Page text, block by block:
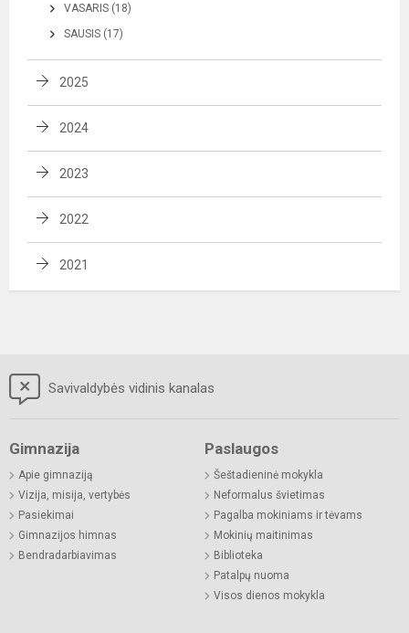
VASARIS (18)
SAUSIS (17)
2025
2024
2023
2022
2021
Savivaldybės vidinis kanalas
Gimnazija
Apie gimnaziją
Vizija, misija, vertybės
Pasiekimai
Gimnazijos himnas
Bendradarbiavimas
Paslaugos
Šeštadieninė mokykla
Neformalus švietimas
Pagalba mokiniams ir tėvams
Mokinių maitinimas
Biblioteka
Patalpų nuoma
Visos dienos mokykla